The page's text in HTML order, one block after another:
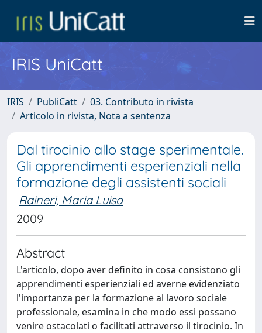
IRIS UniCatt
IRIS PubliCatt
03. Contributo in rivista
Articolo in rivista, Nota a sentenza
Dal tirocinio allo stage sperimentale.
Gli apprendimenti esperienziali nella
formazione degli assistenti sociali
Raineri, Maria Luisa
2009
Abstract
L'articolo, dopo aver definito in cosa consistono gli
apprendimenti esperienziali ed averne evidenziato
l'importanza per la formazione al lavoro sociale
professionale, esamina in che modo essi possano
venire ostacolati o facilitati attraverso il tirocinio. In